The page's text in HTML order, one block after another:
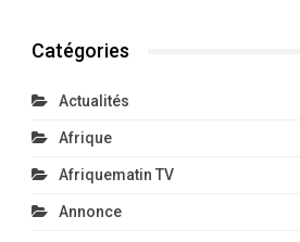
Catégories
Actualités
Afrique
Afriquematin TV
Annonce